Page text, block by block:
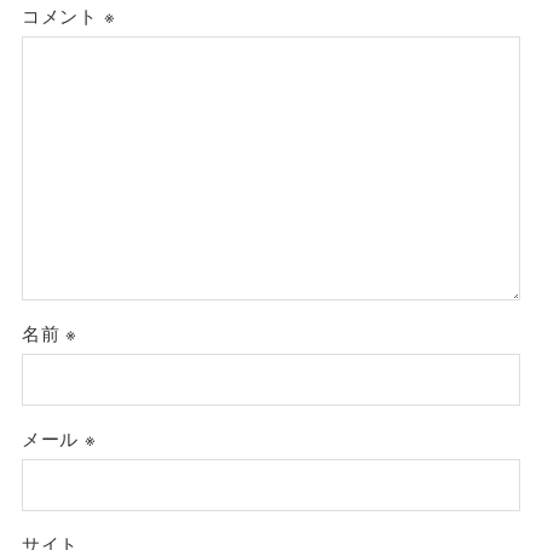
コメント ※
名前※
メール ※
サイト